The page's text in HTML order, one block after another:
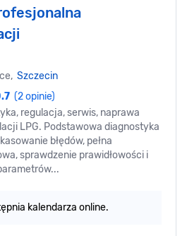
Szczecin
(2 opinie)
regulacja, serwis, naprawa
LPG. Podstawowa diagnostyka
błędów, pełna
sprawdzenie prawidłowości i
kalendarza online.